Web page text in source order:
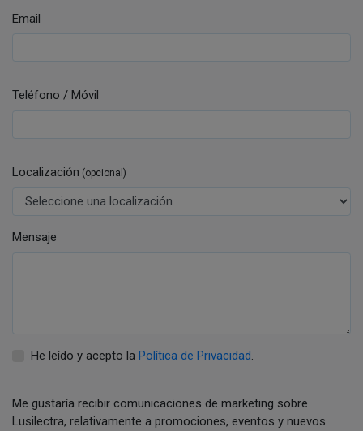
Email
Teléfono / Móvil
Localización (opcional)
Mensaje
He leído y acepto la Política de Privacidad.
Me gustaría recibir comunicaciones de marketing sobre
Lusilectra, relativamente a promociones, eventos y nuevos